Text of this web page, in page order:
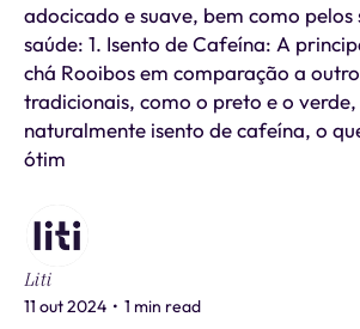
adocicado e suave, bem como pelos
saúde: 1. Isento de Cafeína: A
chá Rooibos em comparação a
tradicionais, como o preto e o verde,
naturalmente isento de cafeína, o
ótim
Liti
11 out 2024 • 1 min read